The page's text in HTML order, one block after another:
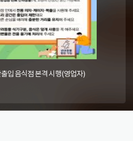
입 음식점 본격 시행(영업자)